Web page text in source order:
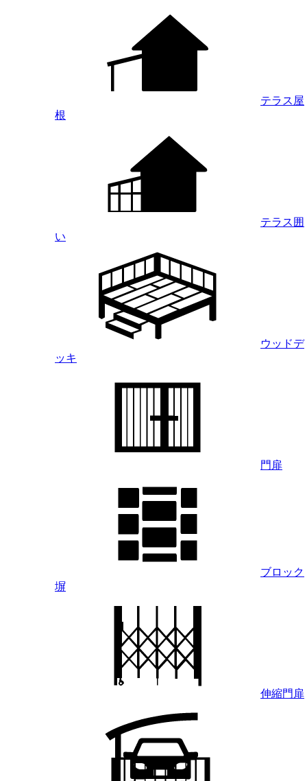
テラス屋
根
テラス囲
い
ウッドデ
ッキ
門扉
ブロック
塀
伸縮門扉